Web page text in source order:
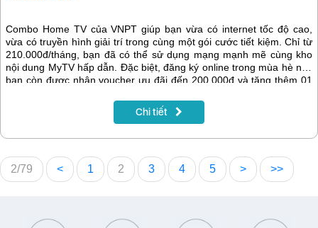
Combo Home TV của VNPT giúp bạn vừa có internet tốc độ cao,
vừa có truyền hình giải trí trong cùng một gói cước tiết kiệm. Chỉ từ
210.000đ/tháng, bạn đã có thể sử dụng mạng mạnh mẽ cùng kho
nội dung MyTV hấp dẫn. Đặc biệt, đăng ký online trong mùa hè này
bạn còn được nhận voucher ưu đãi đến 200.000đ và tặng thêm 01
Chi tiết
2/79 < 1 2 3 4 5 > >>